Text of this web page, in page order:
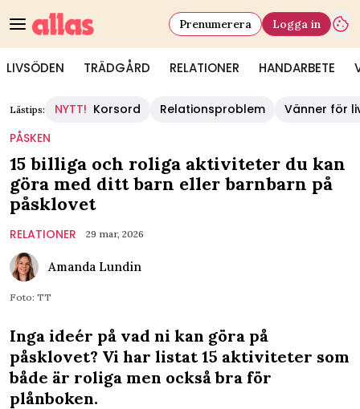
LIVSÖDEN TRÄDGÅRD RELATIONER HANDARBETE
Prenumerera Logga in
Lästips: NYTT! Korsord Relationsproblem
Vänner för
PÅSKEN
15 billiga och roliga aktiviteter du kan
göra med ditt barn eller barnbarn på
påsklovet
RELATIONER 29 mar, 2026
Amanda Lundin
Foto: TT
Inga ideér på vad ni kan göra på
påsklovet? Vi har listat 15 aktiviteter som
både är roliga men också bra för
plånboken.